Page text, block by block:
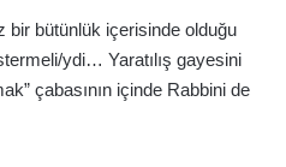
bir bütünlük içerisinde olduğu
ydi… Yaratılış gayesini
çabasının içinde Rabbini de